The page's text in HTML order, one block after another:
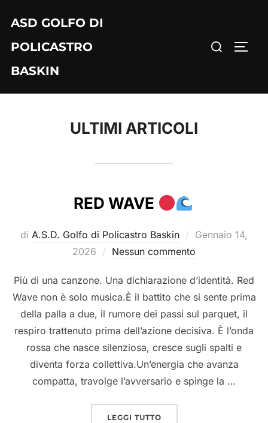
contenuto
ASD GOLFO DI
POLICASTRO
BASKIN
Cerca
ULTIMI ARTICOLI
RED WAVE
di A.S.D. Golfo di Policastro Baskin
Pubblicato
il
Gennaio 14,
2026
Nessun commento
Più di una canzone. Una dichiarazione d’identità. Red
Wave non è solo musica.È il battito che si sente prima
della palla a due, il rumore dei passi sul parquet, il
respiro trattenuto prima dell’azione decisiva. È l’onda
rossa che nasce silenziosa, cresce sugli spalti e
diventa forza collettiva.Un’energia che avanza
compatta, travolge l’avversario e spinge la …
LEGGI TUTTO“RED WAVE